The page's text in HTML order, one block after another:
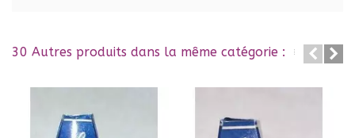
30 Autres produits dans la même catégorie :